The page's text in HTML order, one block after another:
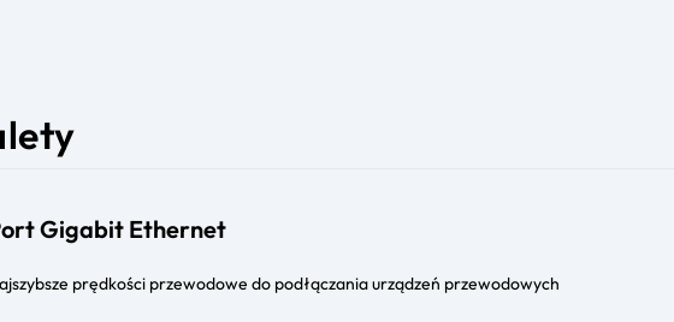
Gigabit Ethernet
prędkości przewodowe do podłączania urządzeń przewodowych